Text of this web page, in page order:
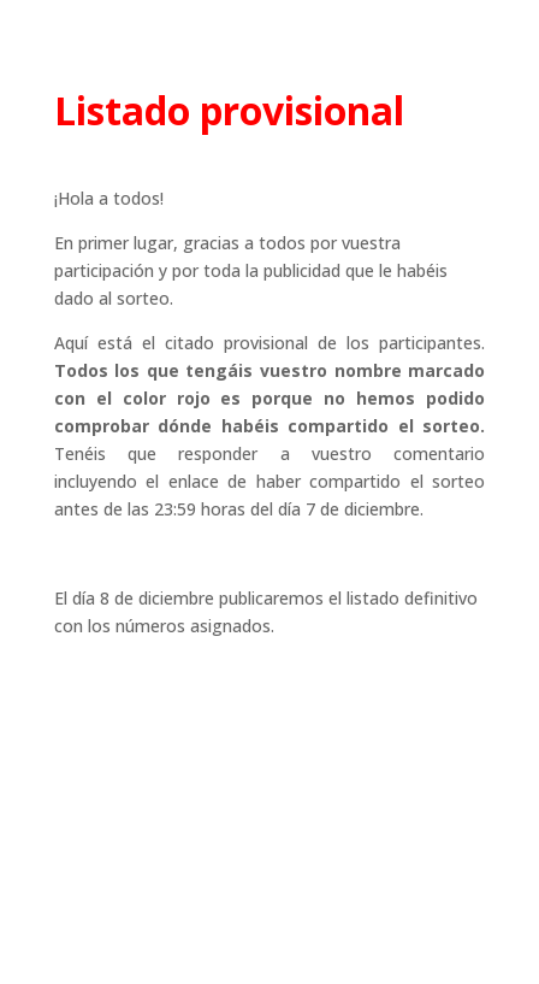
Listado provisional
¡Hola a todos!
En primer lugar, gracias a todos por vuestra
participación y por toda la publicidad que le habéis
dado al sorteo.
Aquí está el citado provisional de los participantes.
Todos los que tengáis vuestro nombre marcado
con el color rojo es porque no hemos podido
comprobar dónde habéis compartido el sorteo.
Tenéis que responder a vuestro comentario
incluyendo el enlace de haber compartido el sorteo
antes de las 23:59 horas del día 7 de diciembre.
El día 8 de diciembre publicaremos el listado definitivo
con los números asignados.